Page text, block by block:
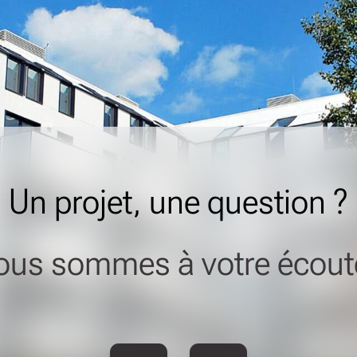
Un projet, une question ?
sommes à votre